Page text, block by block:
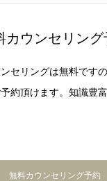
カウンセリング
セリングは無料です
約頂けます。知識豊
無料カウンセリング予約